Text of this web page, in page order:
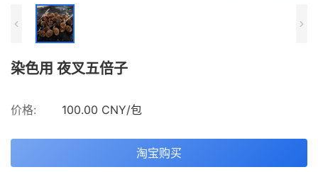
染色用 夜叉五倍子
价格: 100.00 CNY/包
淘宝购买